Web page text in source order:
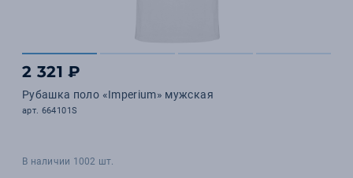
2 321 ₽
Рубашка поло «Imperium» мужская
арт. 664101S
В наличии 1002 шт.